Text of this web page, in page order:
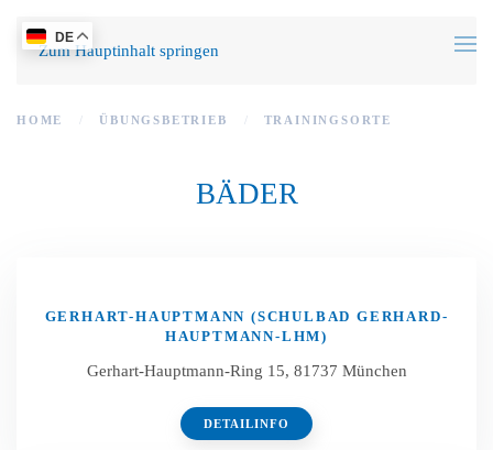
Zum Hauptinhalt springen
HOME ÜBUNGSBETRIEB TRAININGSORTE
BÄDER
GERHART-HAUPTMANN (SCHULBAD GERHARD-
HAUPTMANN-LHM)
Gerhart-Hauptmann-Ring 15, 81737 München
DETAILINFO
DE